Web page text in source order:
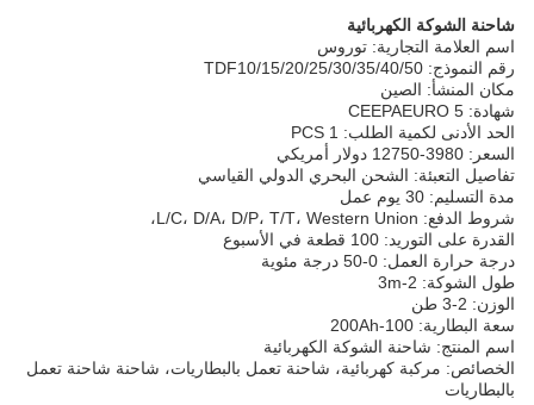
شاحنة الشوكة الكهربائية
اسم العلامة التجارية: توروس
رقم النموذج: TDF10/15/20/25/30/35/40/50
مكان المنشأ: الصين
شهادة: CEEPAEURO 5
الحد الأدنى لكمية الطلب: 1 PCS
السعر: 3980-12750 دولار أمريكي
تفاصيل التعبئة: الشحن البحري الدولي القياسي
مدة التسليم: 30 يوم عمل
شروط الدفع: L/C، D/A، D/P، T/T، Western Union،
القدرة على التوريد: 100 قطعة في الأسبوع
درجة حرارة العمل: 0-50 درجة مئوية
طول الشوكة: 2-3m
الوزن: 2-3 طن
سعة البطارية: 100-200Ah
اسم المنتج: شاحنة الشوكة الكهربائية
الخصائص: مركبة كهربائية، شاحنة تعمل بالبطاريات، شاحنة شاحنة تعمل
بالبطاريات